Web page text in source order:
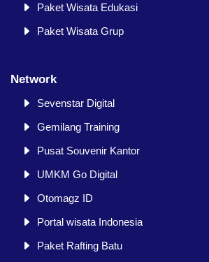
Paket Wisata Edukasi
Paket Wisata Grup
Network
Sevenstar Digital
Gemilang Training
Pusat Souvenir Kantor
UMKM Go Digital
Otomagz ID
Portal wisata Indonesia
Paket Rafting Batu